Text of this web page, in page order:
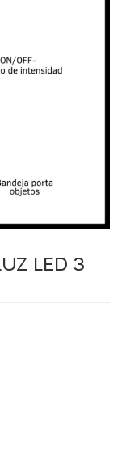
LED 3